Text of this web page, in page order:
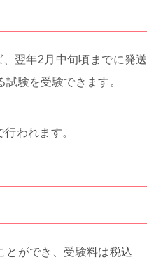
翌年2月中旬頃までに発送
験を受験できます。
われます。
とができ、受験料は税込